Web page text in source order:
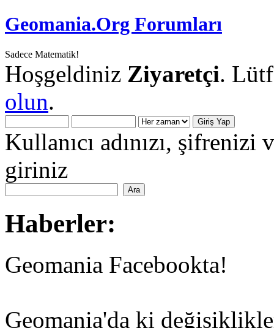
Geomania.Org Forumları
Sadece Matematik!
Hoşgeldiniz Ziyaretçi.
olun.
Kullanıcı adınızı,
giriniz
Haberler:
Geomania Facebookta!
Geomania'da ki